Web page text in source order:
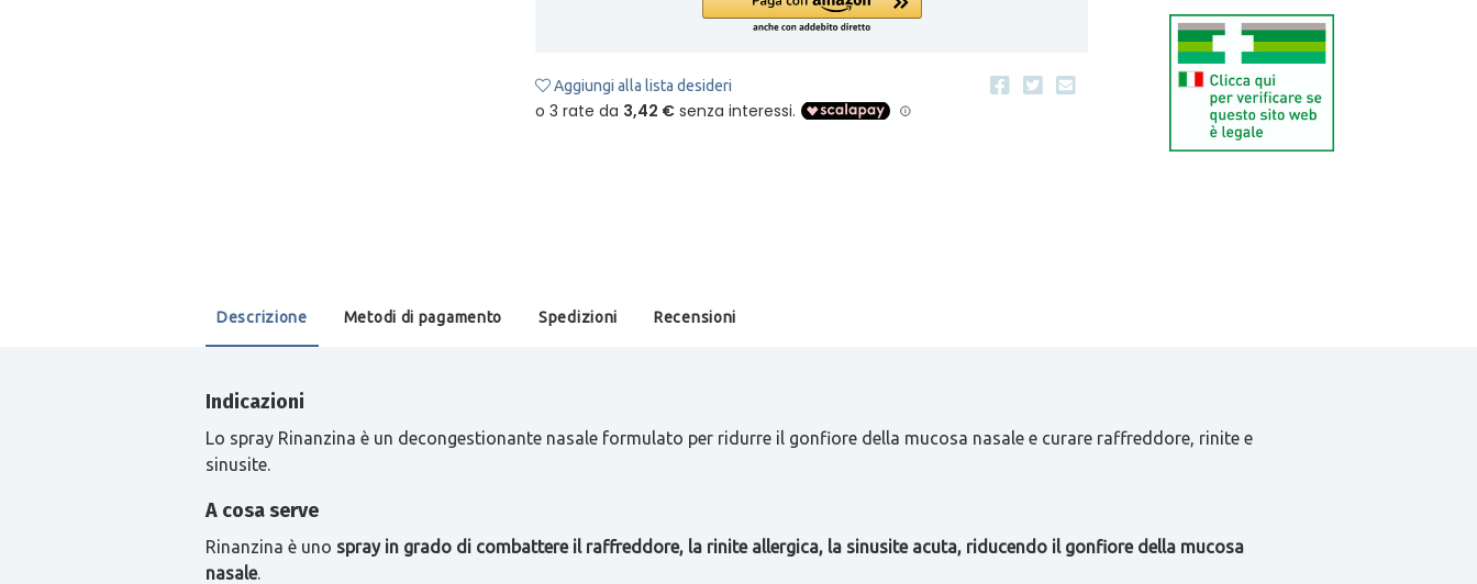
Aggiungi alla lista desideri
Descrizione Metodi di pagamento Spedizioni Recensioni
Indicazioni
Lo spray Rinanzina è un decongestionante nasale formulato per ridurre il gonfiore della mucosa nasale e curare raffreddore, rinite e
sinusite.
A cosa serve
Rinanzina è uno spray in grado di combattere il raffreddore, la rinite allergica, la sinusite acuta, riducendo il gonfiore della mucosa
nasale.